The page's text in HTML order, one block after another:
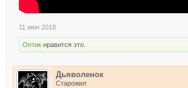
11 июн 2018
Оптик нравится это.
Дьяволенок
Старожил